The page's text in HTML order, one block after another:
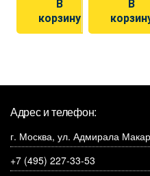
В
корзину
В
Адрес и телефон:
г. Москва, ул. Адмирала
+7 (495) 227-33-53